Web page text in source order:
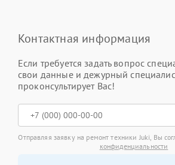
Контактная информация
Если требуется задать вопрос
свои данные и дежурный
проконсультирует Вас!
Отправляя заявку на ремонт техники Juki, Вы
конфиденциальности